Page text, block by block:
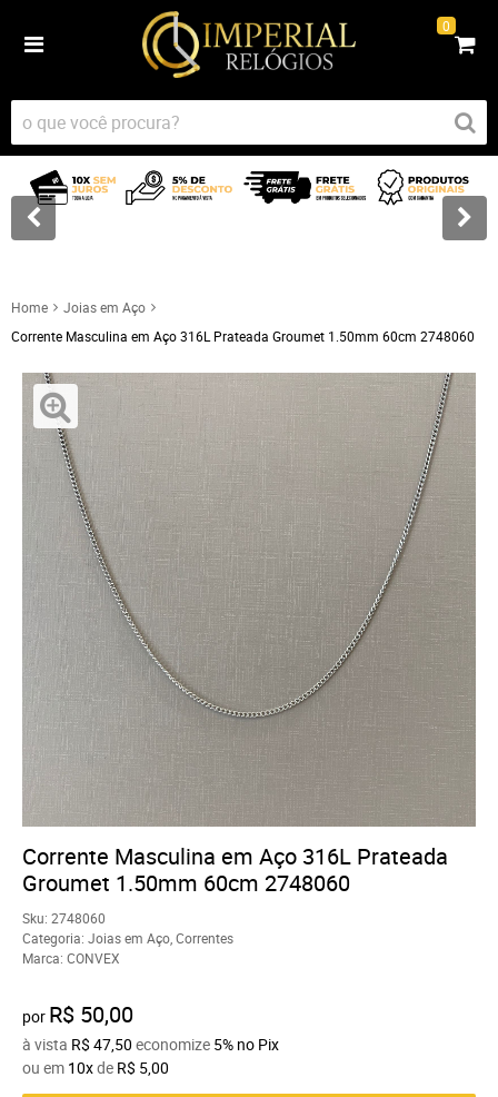
0
Home
Joias em Aço
Corrente Masculina em Aço 316L Prateada Groumet 1.50mm 60cm 2748060
Corrente Masculina em Aço 316L Prateada
Groumet 1.50mm 60cm 2748060
Sku: 2748060
Categoria: Joias em Aço Correntes
Marca: CONVEX
por R$ 50,00
à vista R$ 47,50 economize 5% no Pix
ou em 10xde R$ 5,00